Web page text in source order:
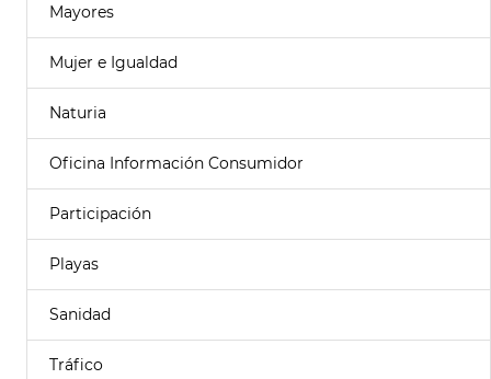
Mayores
Mujer e Igualdad
Naturia
Oficina Información Consumidor
Participación
Playas
Sanidad
Tráfico